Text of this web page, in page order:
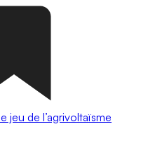
jeu de l’agrivoltaïsme